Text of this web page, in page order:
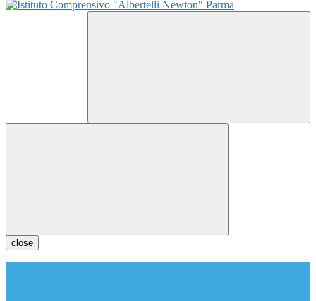
close